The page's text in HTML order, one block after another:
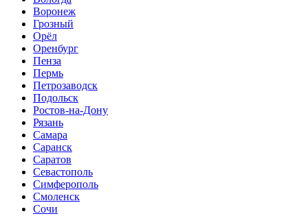
Воронеж
Грозный
Орёл
Оренбург
Пенза
Пермь
Петрозаводск
Подольск
Ростов-на-Дону
Рязань
Самара
Саранск
Саратов
Севастополь
Симферополь
Смоленск
Сочи